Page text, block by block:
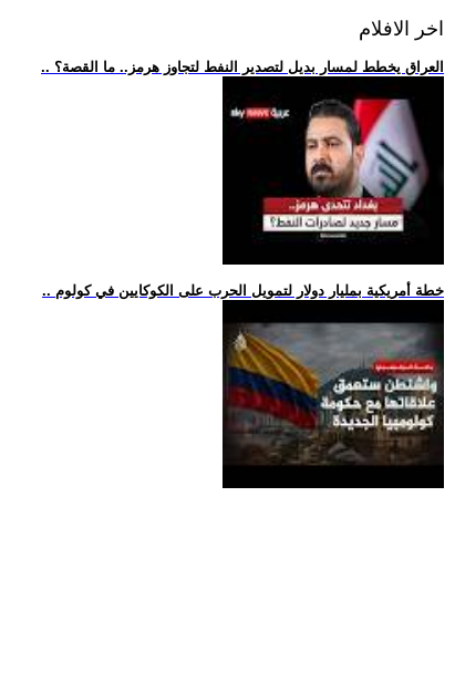
اخر الافلام
.. العراق يخطط لمسار بديل لتصدير النفط لتجاوز هرمز.. ما القصة؟
.. خطة أمريكية بمليار دولار لتمويل الحرب على الكوكايين في كولوم